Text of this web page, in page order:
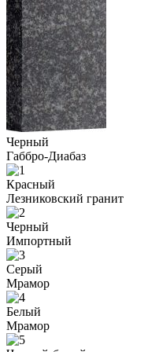
Черный
Габбро-Диабаз
Красный
Лезниковский гранит
Черный
Импортный
Серый
Мрамор
Белый
Мрамор